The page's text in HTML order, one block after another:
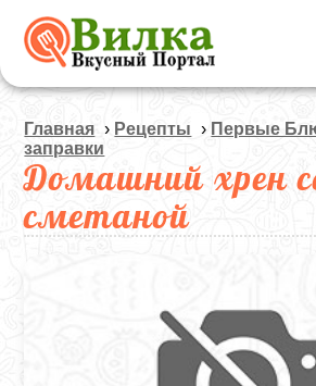
Главная › Рецепты › Первые
заправки
Домашний хрен
сметаной